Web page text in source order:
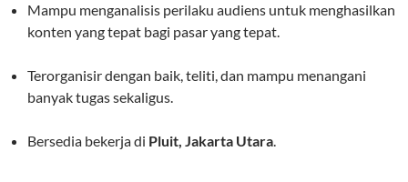
Mampu menganalisis perilaku audiens untuk menghasilkan
konten yang tepat bagi pasar yang tepat.
Terorganisir dengan baik, teliti, dan mampu menangani
banyak tugas sekaligus.
Bersedia bekerja di Pluit, Jakarta Utara.